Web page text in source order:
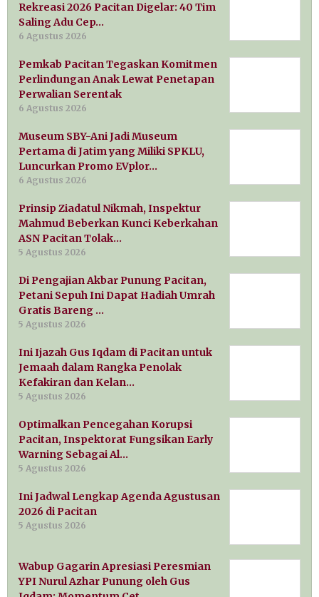
Rekreasi 2026 Pacitan Digelar: 40 Tim
Saling Adu Cep…
6 Agustus 2026
Pemkab Pacitan Tegaskan Komitmen
Perlindungan Anak Lewat Penetapan
Perwalian Serentak
6 Agustus 2026
Museum SBY-Ani Jadi Museum
Pertama di Jatim yang Miliki SPKLU,
Luncurkan Promo EVplor…
6 Agustus 2026
Prinsip Ziadatul Nikmah, Inspektur
Mahmud Beberkan Kunci Keberkahan
ASN Pacitan Tolak…
5 Agustus 2026
Di Pengajian Akbar Punung Pacitan,
Petani Sepuh Ini Dapat Hadiah Umrah
Gratis Bareng …
5 Agustus 2026
Ini Ijazah Gus Iqdam di Pacitan untuk
Jemaah dalam Rangka Penolak
Kefakiran dan Kelan…
5 Agustus 2026
Optimalkan Pencegahan Korupsi
Pacitan, Inspektorat Fungsikan Early
Warning Sebagai Al…
5 Agustus 2026
Ini Jadwal Lengkap Agenda Agustusan
2026 di Pacitan
5 Agustus 2026
Wabup Gagarin Apresiasi Peresmian
YPI Nurul Azhar Punung oleh Gus